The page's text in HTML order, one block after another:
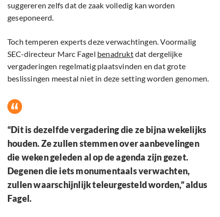
suggereren zelfs dat de zaak volledig kan worden
geseponeerd.
Toch temperen experts deze verwachtingen. Voormalig
SEC-directeur Marc Fagel benadruktdat dergelijke
vergaderingen regelmatig plaatsvinden en dat grote
beslissingen meestal niet in deze setting worden genomen.
“Dit is dezelfde vergadering die ze bijna wekelijks
houden. Ze zullen stemmen over aanbevelingen
die weken geleden al op de agenda zijn gezet.
Degenen die iets monumentaals verwachten,
zullen waarschijnlijk teleurgesteld worden,” aldus
Fagel.